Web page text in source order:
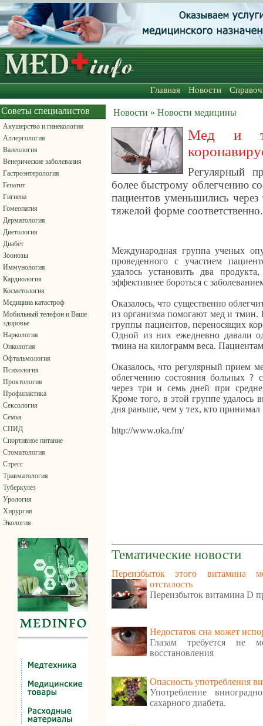
Главная Новости
Советы специалистов
Акушерство и гинекология
Аллергология
Валеология
Венерические заболевания
Гастроэнтерология
Гепатит
Гигиена
Гомеопатия
Дерматология
Диетология
Диабет
Зоонозы
Иммунология
Кардиология
Косметология
Медицина катастроф
Мобильный телефон и Ваше
здоровье
Наркология
Онкология
Офтальмология
Психология
Проктология
Профилактика
Сексология
Семья
СПИД
Спортивное питание
Стоматология
Стресс
Травматология
Туберкулез
Урология
Хирургия
Экология
Новости » Новости медицины
Мед и
Регулярный
более быстрому облегчению
пациентов уменьшились
тяжелой форме соответственно.
Международная группа ученых
проведенного с участием
удалось установить два
эффективнее бороться с
Оказалось, что существенно
из организма помогают мед и тмин.
группы пациентов, переносящих
Одной из них ежедневно давали
тмина на килограмм веса.
Оказалось, что регулярный прием
облегчению состояния больных ?
через три и семь дней при
Кроме того, в этой группе удалось
дня раньше, чем у тех, кто принимал
http://www.oka.fm/
Тематические новости
Переизбыток этого витамина
отсталость
Переизбыток витамина D
Недостаток сна может
Глазам требуется не
восстановления
Опасность употребления
Употребление
сахарного диабета.